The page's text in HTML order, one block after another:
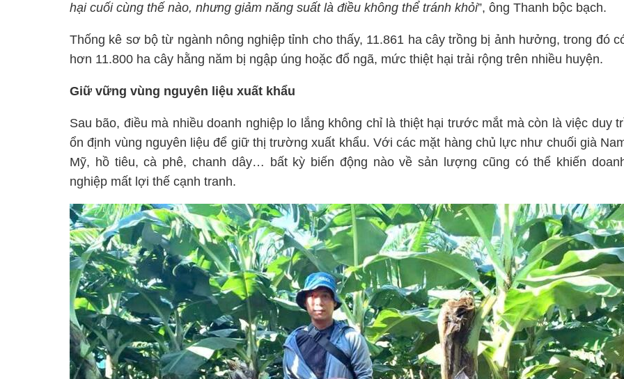
hại cuối cùng thế nào, nhưng giảm năng suất là điều không thể tránh khỏi”, ông Thanh bộc bạch.
Thống kê sơ bộ từ ngành nông nghiệp tỉnh cho thấy, 11.861 ha cây trồng bị ảnh hưởng, trong đó
hơn 11.800 ha cây hằng năm bị ngập úng hoặc đổ ngã, mức thiệt hại trải rộng trên nhiều huyện.
Giữ vững vùng nguyên liệu xuất khẩu
Sau bão, điều mà nhiều doanh nghiệp lo lắng không chỉ là thiệt hại trước mắt mà còn là việc duy
ổn định vùng nguyên liệu để giữ thị trường xuất khẩu. Với các mặt hàng chủ lực như chuối già
Mỹ, hồ tiêu, cà phê, chanh dây… bất kỳ biến động nào về sản lượng cũng có thể khiến
nghiệp mất lợi thế cạnh tranh.